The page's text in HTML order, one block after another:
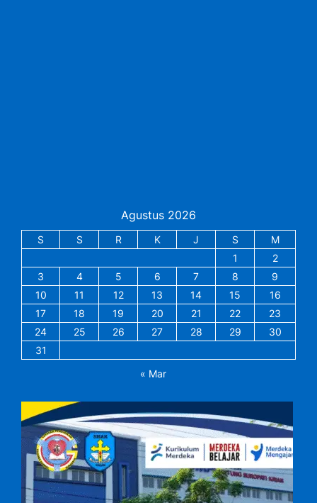
Agustus 2026
S S R K J S
M
1
2
3
4 5 6 7 8
9
10
11 12 13 14 15
16
17
18 19 20 21 22
23
24
25 26 27 28 29
30
31
« Mar